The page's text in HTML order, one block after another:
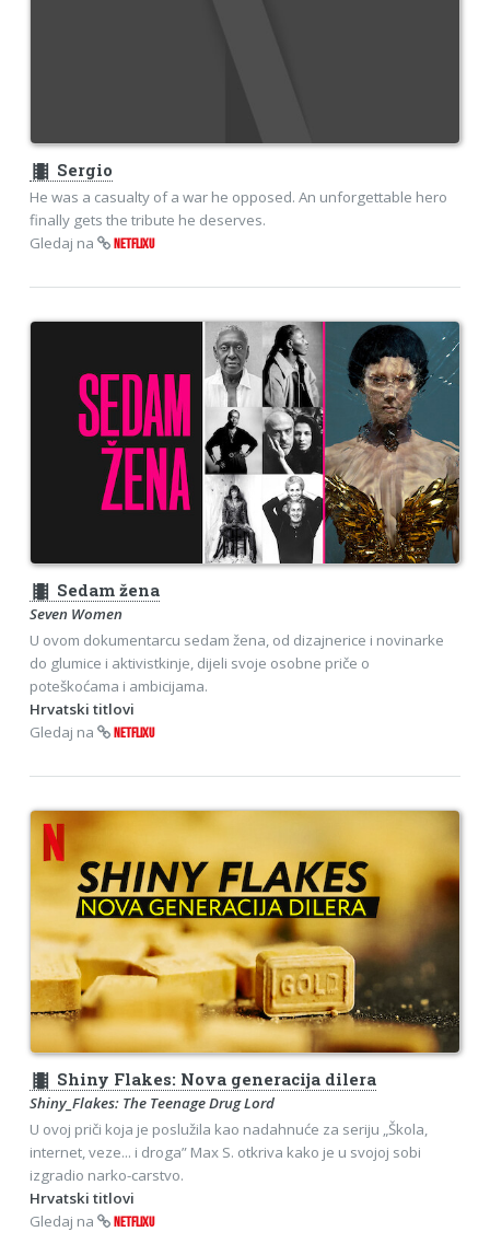
theaters Sergio
He was a casualty of a war he opposed. An unforgettable hero
finally gets the tribute he deserves.
Gledaj na
NETFLIXU
theaters Sedam žena
Seven Women
U ovom dokumentarcu sedam žena, od dizajnerice i novinarke
do glumice i aktivistkinje, dijeli svoje osobne priče o
poteškoćama i ambicijama.
Hrvatski titlovi
Gledaj na
NETFLIXU
theaters Shiny Flakes: Nova generacija dilera
Shiny_Flakes: The Teenage Drug Lord
U ovoj priči koja je poslužila kao nadahnuće za seriju „Škola,
internet, veze... i droga” Max S. otkriva kako je u svojoj sobi
izgradio narko-carstvo.
Hrvatski titlovi
Gledaj na
NETFLIXU